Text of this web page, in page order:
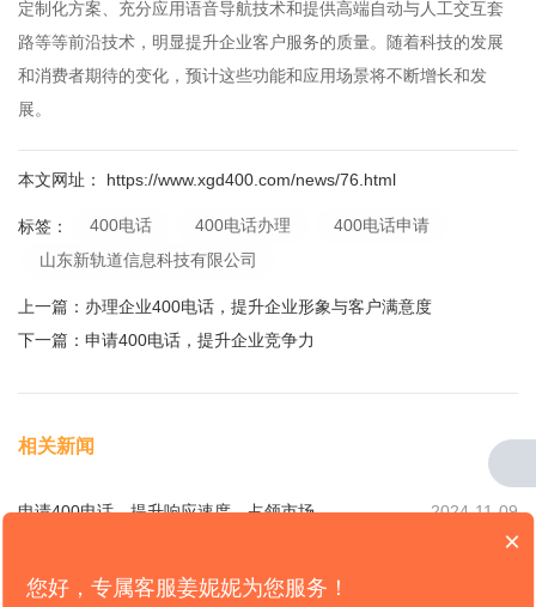
定制化方案、充分应用语音导航技术和提供高端自动与人工交互套
路等等前沿技术，明显提升企业客户服务的质量。随着科技的发展
和消费者期待的变化，预计这些功能和应用场景将不断增长和发
展。
本文网址： https://www.xgd400.com/news/76.html
标签： 400电话 400电话办理
400电话申请
山东新轨道信息科技有限公司
上一篇： 办理企业400电话，提升企业形象与客户满意度
下一篇： 申请400电话，提升企业竞争力
相关新闻
2024-11-09
申请400电话，提升响应速度，占领市场
如何申请400电话，实现客户快速响应
×
您好，专属客服姜妮妮为您服务！